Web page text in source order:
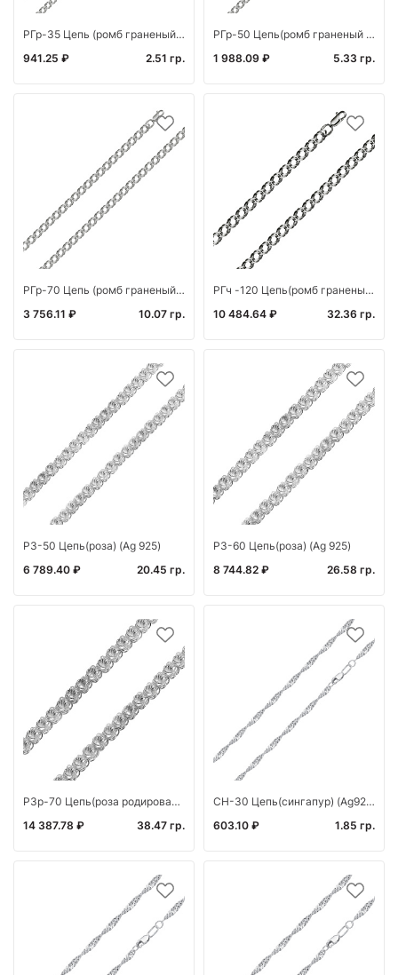
РГр-35 Цепь (ромб граненый родированный) (Ag 925)
941.25 ₽
2.51 гр.
РГр-50 Цепь(ромб граненый родированный) (Ag 925)
1 988.09 ₽
5.33 гр.
РГр-70 Цепь (ромб граненый родированный) (Ag 925)
3 756.11 ₽
10.07 гр.
РГч -120 Цепь(ромб граненый двойной черненый ) (Ag 925)
10 484.64 ₽
32.36 гр.
РЗ-50 Цепь(роза) (Ag 925)
6 789.40 ₽
20.45 гр.
РЗ-60 Цепь(роза) (Ag 925)
8 744.82 ₽
26.58 гр.
РЗр-70 Цепь(роза родированная) (Ag 925)
14 387.78 ₽
38.47 гр.
СН-30 Цепь(сингапур) (Ag925*)
603.10 ₽
1.85 гр.